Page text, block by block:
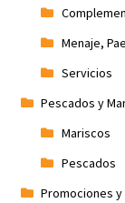
Menaje,
Servicios
Pescados y
Mariscos
Pescados
Promociones